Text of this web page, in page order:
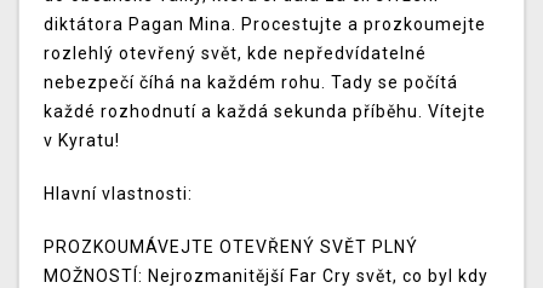
diktátora Pagan Mina. Procestujte a prozkoumejte
rozlehlý otevřený svět, kde nepředvídatelné
nebezpečí číhá na každém rohu. Tady se počítá
každé rozhodnutí a každá sekunda příběhu. Vítejte
v Kyratu!
Hlavní vlastnosti:
PROZKOUMÁVEJTE OTEVŘENÝ SVĚT PLNÝ
MOŽNOSTÍ: Nejrozmanitější Far Cry svět, co byl kdy